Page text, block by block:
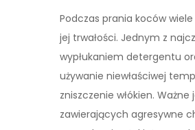
Podczas prania koców
jej trwałości. Jednym z
wypłukaniem detergentu
używanie niewłaściwej
zniszczenie włókien.
zawierających agresywne